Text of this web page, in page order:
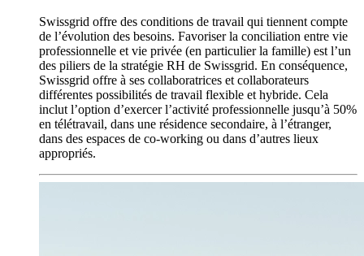
Swissgrid offre des conditions de travail qui tiennent compte
de l’évolution des besoins. Favoriser la conciliation entre vie
professionnelle et vie privée (en particulier la famille) est l’un
des piliers de la stratégie RH de Swissgrid. En conséquence,
Swissgrid offre à ses collaboratrices et collaborateurs
différentes possibilités de travail flexible et hybride. Cela
inclut l’option d’exercer l’activité professionnelle jusqu’à 50%
en télétravail, dans une résidence secondaire, à l’étranger,
dans des espaces de co-working ou dans d’autres lieux
appropriés.